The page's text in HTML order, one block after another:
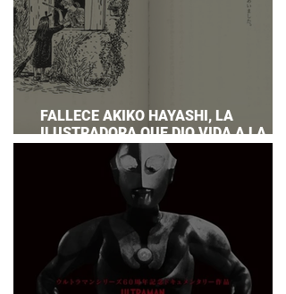
FALLECE AKIKO HAYASHI, LA
ILUSTRADORA QUE DIO VIDA A LA
NOVELA ORIGINAL DE KIKI'S DELIVERY